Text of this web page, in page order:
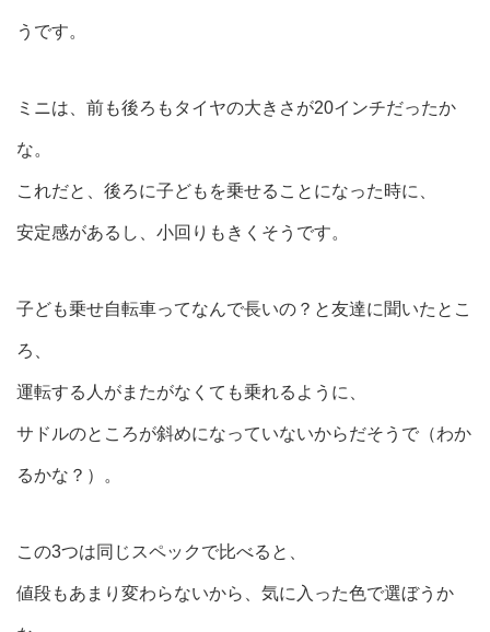
うです。
ミニは、前も後ろもタイヤの大きさが20インチだったか
な。
これだと、後ろに子どもを乗せることになった時に、
安定感があるし、小回りもきくそうです。
子ども乗せ自転車ってなんで長いの？と友達に聞いたとこ
ろ、
運転する人がまたがなくても乗れるように、
サドルのところが斜めになっていないからだそうで（わか
るかな？）。
この3つは同じスペックで比べると、
値段もあまり変わらないから、気に入った色で選ぼうか